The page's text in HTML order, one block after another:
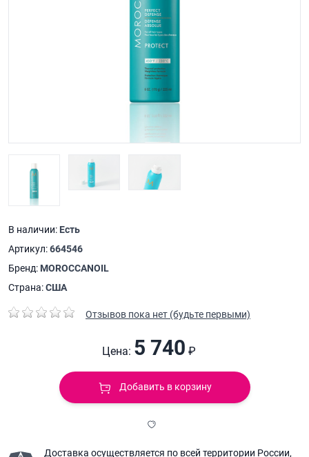
В наличии: Есть
Артикул:664546
Бренд: MOROCCANOIL
Страна:США
Отзывов пока нет (будьте первыми)
Цена: 5 740 ₽
Добавить в корзину
Доставка осуществляется по всей территории России,